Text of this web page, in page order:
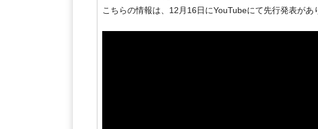
こちらの情報は、12月16日にYouTubeにて先行発表があ